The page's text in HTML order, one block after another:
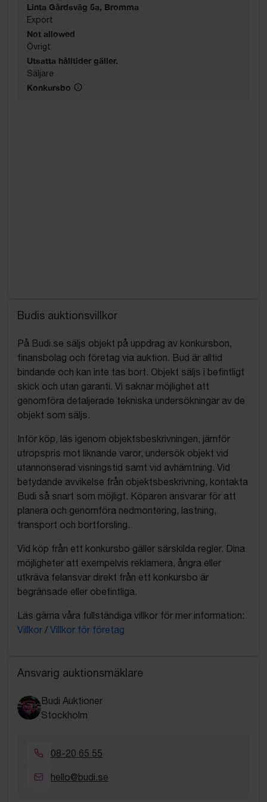
Linta Gårdsväg 5a, Bromma
Export
Not allowed
Övrigt
Utsatta hålltider gäller.
Säljare
Konkursbo
Budis auktionsvillkor
På Budi.se säljs objekt på uppdrag av konkursbon,
finansbolag och företag via auktion. Bud är alltid
bindande och kan inte tas bort. Objekt säljs i befintligt
skick och utan garanti. Vi saknar möjlighet att
genomföra detaljerade tekniska undersökningar av de
objekt som säljs.
Inför köp, läs igenom objektsbeskrivningen, jämför
utropspris mot liknande varor, undersök objekt vid
utannonserad visningstid samt vid avhämtning. Vid
betydande avvikelse från objektsbeskrivning, kontakta
Budi så snart som möjligt. Köparen ansvarar för att
planera och genomföra nedmontering, lastning,
transport och bortforsling.
Vid köp från ett konkursbo gäller särskilda regler. Dina
möjligheter att exempelvis reklamera, ångra eller
utkräva felansvar direkt från ett konkursbo är
begränsade eller obefintliga.
Läs gärna våra fullständiga villkor för mer information:
Villkor / Villkor för företag
Ansvarig auktionsmäklare
Budi Auktioner
Stockholm
08-20 65 55
hello@budi.se